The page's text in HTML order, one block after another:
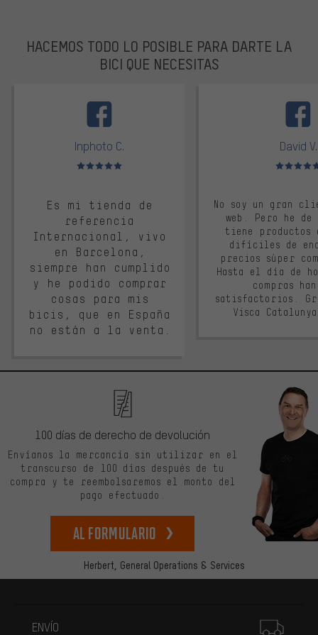
HACEMOS TODO LO POSIBLE PARA DARTE LA
BICI QUE NECESITAS
Inphoto C.
Valoración media: 5 de 5
Es mi tienda de
referencia
Internacional, vivo
en Barcelona,
siempre han cumplido
y he podido comprar
cosas para mis
bicis, que en España
no están a la venta.
David V.
Valoración
No soy un gran
web. Pero he
tiene productos
difíciles de
precios súper
Hasta el día de
compras
satisfactorios.
Visca
Herbert, General Operations & Services
100 días de derecho de devolución
Envíanos la mercancía sin utilizar en el
transcurso de 100 días después de tu
compra y te reembolsaremos el monto del
pago efectuado.
Al formulario
ENVÍO